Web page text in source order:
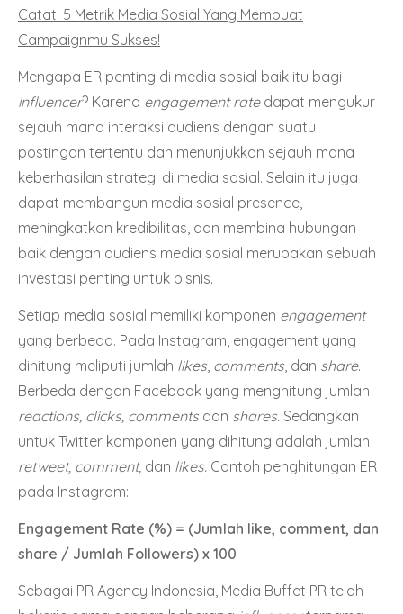
Catat! 5 Metrik Media Sosial Yang Membuat
Campaignmu Sukses!
Mengapa ER penting di media sosial baik itu bagi
influencer? Karena engagement ratedapat mengukur
sejauh mana interaksi audiens dengan suatu
postingan tertentu dan menunjukkan sejauh mana
keberhasilan strategi di media sosial. Selain itu juga
dapat membangun media sosial presence,
meningkatkan kredibilitas, dan membina hubungan
baik dengan audiens media sosial merupakan sebuah
investasi penting untuk bisnis.
Setiap media sosial memiliki komponen engagement
yang berbeda. Pada Instagram, engagement yang
dihitung meliputi jumlah likes comments , dan share.
Berbeda dengan Facebook yang menghitung jumlah
reactions, clicks, comments dan shares. Sedangkan
untuk Twitter komponen yang dihitung adalah jumlah
retweet, comment, dan likes. Contoh penghitungan ER
pada Instagram:
Engagement Rate (%) = (Jumlah like, comment, dan
share / Jumlah Followers) x 100
Sebagai PR Agency Indonesia, Media Buffet PR telah